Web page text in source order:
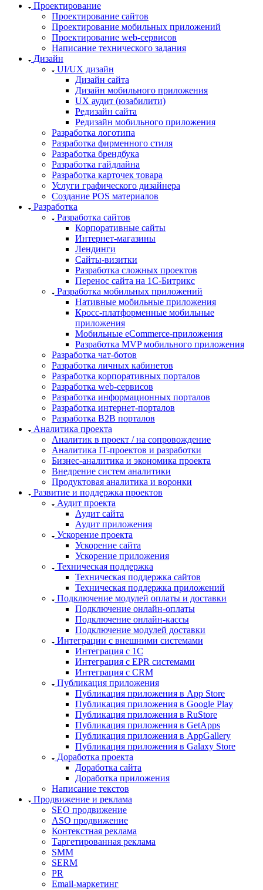
Проектирование
Проектирование сайтов
Проектирование мобильных приложений
Проектирование web-сервисов
Написание технического задания
Дизайн
UI/UX дизайн
Дизайн сайта
Дизайн мобильного приложения
UX аудит (юзабилити)
Редизайн сайта
Редизайн мобильного приложения
Разработка логотипа
Разработка фирменного стиля
Разработка брендбука
Разработка гайдлайна
Разработка карточек товара
Услуги графического дизайнера
Создание POS материалов
Разработка
Разработка сайтов
Корпоративные сайты
Интернет-магазины
Лендинги
Сайты-визитки
Разработка сложных проектов
Перенос сайта на 1С-Битрикс
Разработка мобильных приложений
Нативные мобильные приложения
Кросс-платформенные мобильные
приложения
Мобильные eCommerce-приложения
Разработка MVP мобильного приложения
Разработка чат-ботов
Разработка личных кабинетов
Разработка корпоративных порталов
Разработка web-сервисов
Разработка информационных порталов
Разработка интернет-порталов
Разработка B2B порталов
Аналитика проекта
Аналитик в проект / на сопровождение
Аналитика IT-проектов и разработки
Бизнес-аналитика и экономика проекта
Внедрение систем аналитики
Продуктовая аналитика и воронки
Развитие и поддержка проектов
Аудит проекта
Аудит сайта
Аудит приложения
Ускорение проекта
Ускорение сайта
Ускорение приложения
Техническая поддержка
Техническая поддержка сайтов
Техническая поддержка приложений
Подключение модулей оплаты и доставки
Подключение онлайн-оплаты
Подключение онлайн-кассы
Подключение модулей доставки
Интеграции с внешними системами
Интеграция с 1С
Интеграция с EPR системами
Интеграция с CRM
Публикация приложения
Публикация приложения в App Store
Публикация приложения в Google Play
Публикация приложения в RuStore
Публикация приложения в GetApps
Публикация приложения в AppGallery
Публикация приложения в Galaxy Store
Доработка проекта
Доработка сайта
Доработка приложения
Написание текстов
Продвижение и реклама
SEO продвижение
ASO продвижение
Контекстная реклама
Таргетированная реклама
SMM
SERM
PR
Email-маркетинг